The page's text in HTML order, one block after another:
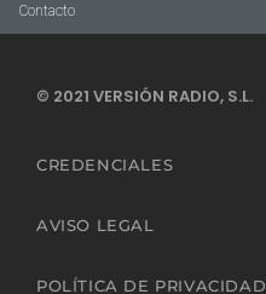
Contacto
© 2021 VERSIÓN RADIO, S.L.
CREDENCIALES
AVISO LEGAL
POLÍTICA DE PRIVACIDAD